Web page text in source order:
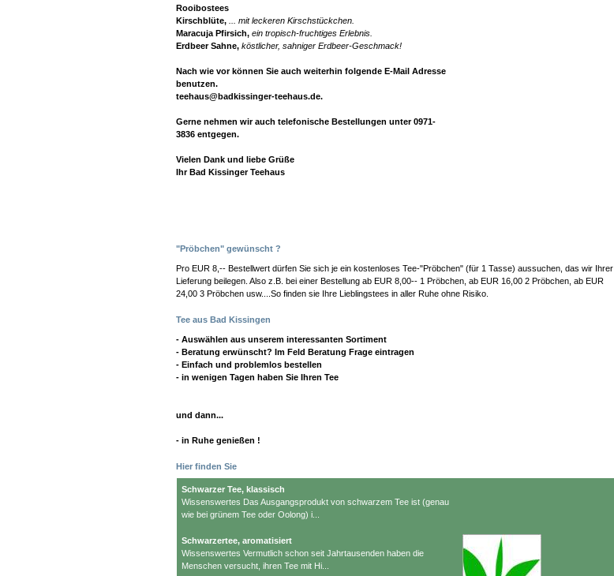
Rooibostees
Kirschblüte,
... mit leckeren Kirschstückchen.
Maracuja Pfirsich, ein tropisch-fruchtiges Erlebnis.
Erdbeer Sahne, köstlicher, sahniger Erdbeer-Geschmack!
Nach wie vor können Sie auch weiterhin folgende E-Mail Adresse
benutzen.
teehaus@badkissinger-teehaus.de.
Gerne nehmen wir auch telefonische Bestellungen unter 0971-
3836 entgegen.
Vielen Dank und liebe Grüße
Ihr Bad Kissinger Teehaus
"Pröbchen" gewünscht ?
Pro EUR 8,-- Bestellwert dürfen Sie sich je ein kostenloses Tee-"Pröbchen" (für 1 Tasse) aussuchen, das wir Ihrer
Lieferung beilegen. Also z.B. bei einer Bestellung ab EUR 8,00-- 1 Pröbchen, ab EUR 16,00 2 Pröbchen, ab EUR
24,00 3 Pröbchen usw....So finden sie Ihre Lieblingstees in aller Ruhe ohne Risiko.
Tee aus Bad Kissingen
- Auswählen aus unserem interessanten Sortiment
- Beratung erwünscht? Im Feld Beratung Frage eintragen
- Einfach und problemlos bestellen
- in wenigen Tagen haben Sie Ihren Tee
und dann...
- in Ruhe genießen !
Hier finden Sie
Schwarzer Tee, klassisch
Wissenswertes Das Ausgangsprodukt von schwarzem Tee ist (genau
wie bei grünem Tee oder Oolong) i...
Schwarzertee, aromatisiert
Wissenswertes Vermutlich schon seit Jahrtausenden haben die
Menschen versucht, ihren Tee mit Hi...